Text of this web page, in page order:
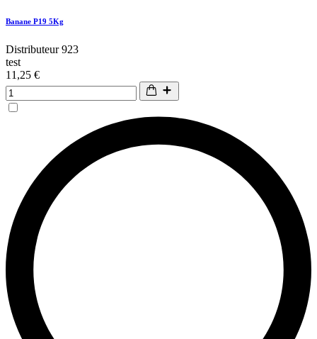
Banane P19 5Kg
Distributeur 923
test
11,25 €